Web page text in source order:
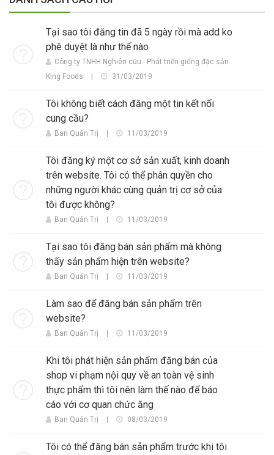
Tại sao tôi đăng tin đã 5 ngày rồi mà add ko
phê duyệt là như thế nào
Công ty TNHH Nghiên cứu - Phát triển giống đặc sản
King Foods
31/03/2019
Tôi không biết cách đăng một tin kết nối
cung cầu?
Ban Quản Trị 11/03/2019
Tôi đăng ký một cơ sở sản xuất, kinh doanh
trên website. Tôi có thể phân quyền cho
những người khác cùng quản trị cơ sở của
tôi được không?
Ban Quản Trị 11/03/2019
Tại sao tôi đăng bán sản phẩm mà không
thấy sản phẩm hiện trên website?
Ban Quản Trị 11/03/2019
Làm sao để đăng bán sản phẩm trên
website?
Ban Quản Trị 11/03/2019
Khi tôi phát hiện sản phẩm đăng bán của
shop vi phạm nội quy về an toàn vệ sinh
thực phẩm thì tôi nên làm thế nào để báo
cáo với cơ quan chức ăng
Ban Quản Trị 08/03/2019
Tôi có thể đăng bán sản phẩm trước khi tôi